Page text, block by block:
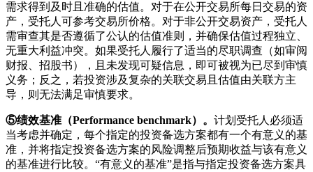
需求得到及时且准确的估值。对于在公开交易所每日交易的资
产，受托人可参考交易所价格。对于非公开交易资产，受托人
需审查其是否遵循了公认的估值准则，并确保估值过程独立、
无重大利益冲突。如果受托人履行了适当的尽职调查（如审阅
财报、招股书），且未发现可疑信息，即可被视为已尽到审慎
义务；反之，若投资涉及复杂的关联交易且估值由关联方主
导，则无法满足审慎要求。
⑤绩效基准（Performance benchmark）。 计划受托人必须适
当考虑并确定，每个指定的投资备选方案都有一个有意义的基
准，并将指定投资备选方案的风险调整后预期收益与该有意义
的基准进行比较。“有意义的基准”是指与指定投资备选方案具